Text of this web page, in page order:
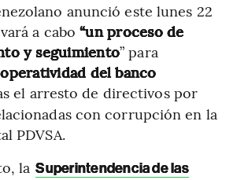
anunció este lunes 22
a cabo“un proceso de
y seguimiento” para
operatividad del banco
el arresto de directivos por
con corrupción en la
PDVSA.
la Superintendencia de las